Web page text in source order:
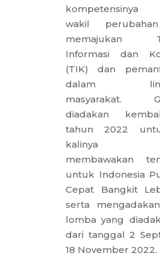
kompetensinya
wakil
memajukan
Informasi dan
(TIK) dan
dalam
masyarakat.
diadakan
tahun 2022
kalinya
membawakan
untuk Indonesia
Cepat Bangkit
serta
lomba yang
dari tanggal 2
18 November 2022.